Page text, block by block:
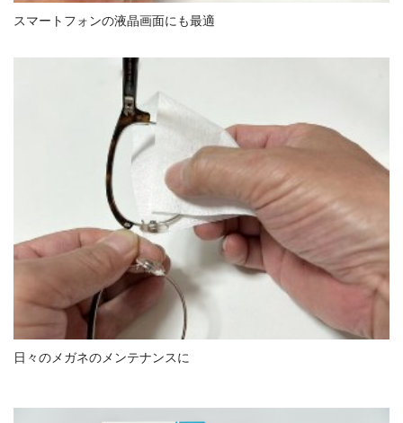
スマートフォンの液晶画面にも最適
日々のメガネのメンテナンスに